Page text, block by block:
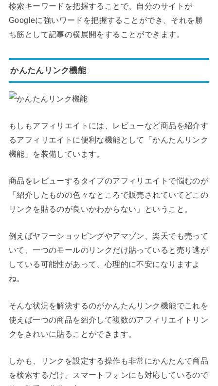
検索キーワードを把握することで、自分のサイトが
Googleに強いワードを把握することができ、それを勝
ち筋として記事の横展開をすることができます。
かんたんリンク機能
もしもアフィリエイトには、レビューなど商品を紹介す
るアフィリエイトに便利な機能として「かんたんリンク
機能」を装備しています。
商品をレビューするタイプのアフィリエイトで悩むのが
「紹介したものの色々なところで販売されていてどこの
リンクを貼るのが良いかわからない」ということ。
例えばヤフーショッピングやアマゾン、楽天でも売って
いて、一つのモールのリンクだけ貼っていると売り逃が
している可能性があって、心理的に不安になりますよ
ね。
そんな状況を解決するのがかんたんリンク機能でこれを
使えば一つの商品を紹介して複数のアフィリエイトリン
クをきれいに貼ることができます。
しかも、リンクを設定する操作も非常にかんたんで商品
を検索するだけ。スマートフォンにも対応しているので